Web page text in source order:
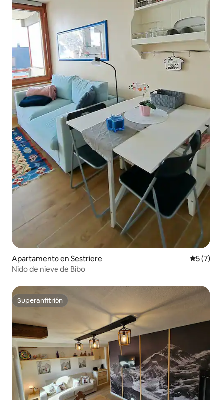
Apartamento en Sestriere
5 (7)
Nido de nieve de Bibo
Superanfitrión
Superanfitrión